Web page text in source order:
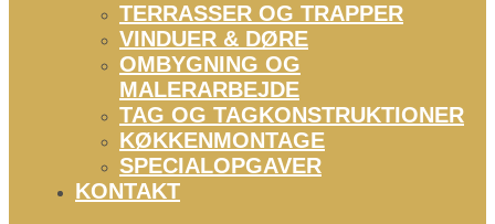
TERRASSER OG TRAPPER
VINDUER & DØRE
OMBYGNING OG
MALERARBEJDE
TAG OG TAGKONSTRUKTIONER
KØKKENMONTAGE
SPECIALOPGAVER
KONTAKT